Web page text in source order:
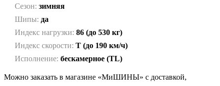
Сезон: зимняя
Шипы: да
Индекс нагрузки: 86 (до 530 кг)
Индекс скорости: T (до 190 км/ч)
Исполнение: бескамерное (TL)
Можно заказать в магазине «МиШИНЫ» с доставкой,